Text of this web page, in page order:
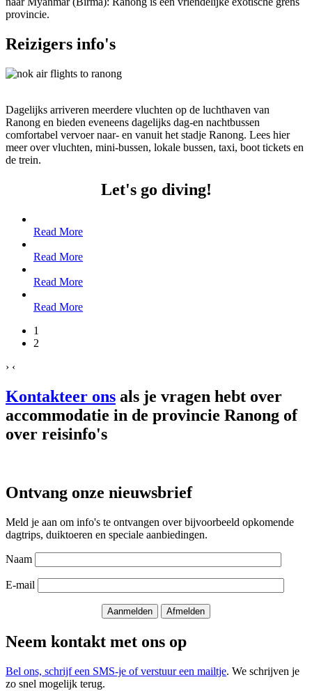
provincie.
Reizigers info's
Dagelijks arriveren meerdere vluchten op de luchthaven van
Ranong en bieden eveneens dagelijks dag-en nachtbussen
comfortabel vervoer naar- en vanuit het stadje Ranong. Lees hier
meer over vluchten, mini-bussen, lokale bussen, taxi, boot tickets en
de trein.
Let's go diving!
Read More
Read More
Read More
Read More
1
2
› ‹
Kontakteer ons als je vragen hebt over
accommodatie in de provincie Ranong of
over reisinfo's
Ontvang onze nieuwsbrief
Meld je aan om info's te ontvangen over bijvoorbeeld opkomende
dagtrips, duiktoeren en speciale aanbiedingen.
Naam
E-mail
Neem kontakt met ons op
Bel ons, schrijf een SMS-je of verstuur een mailtje. We schrijven je
zo snel mogelijk terug.